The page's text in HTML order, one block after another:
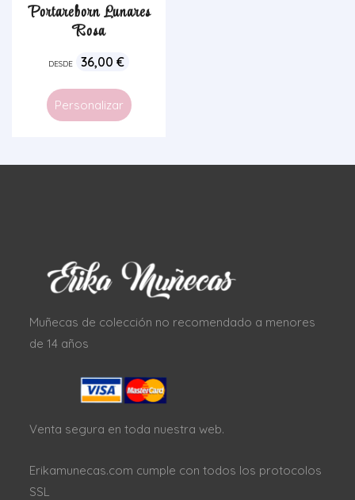
Portareborn Lunares
Rosa
DESDE 36,00 €
Personalizar
Muñecas de colección no recomendado a menores
de 14 años
Venta segura en toda nuestra web.
Erikamunecas.com cumple con todos los protocolos
SSL